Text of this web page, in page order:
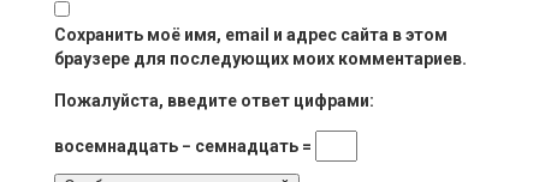
Сохранить моё имя, email и адрес сайта в этом
браузере для последующих моих комментариев.
Пожалуйста, введите ответ цифрами:
восемнадцать − семнадцать =